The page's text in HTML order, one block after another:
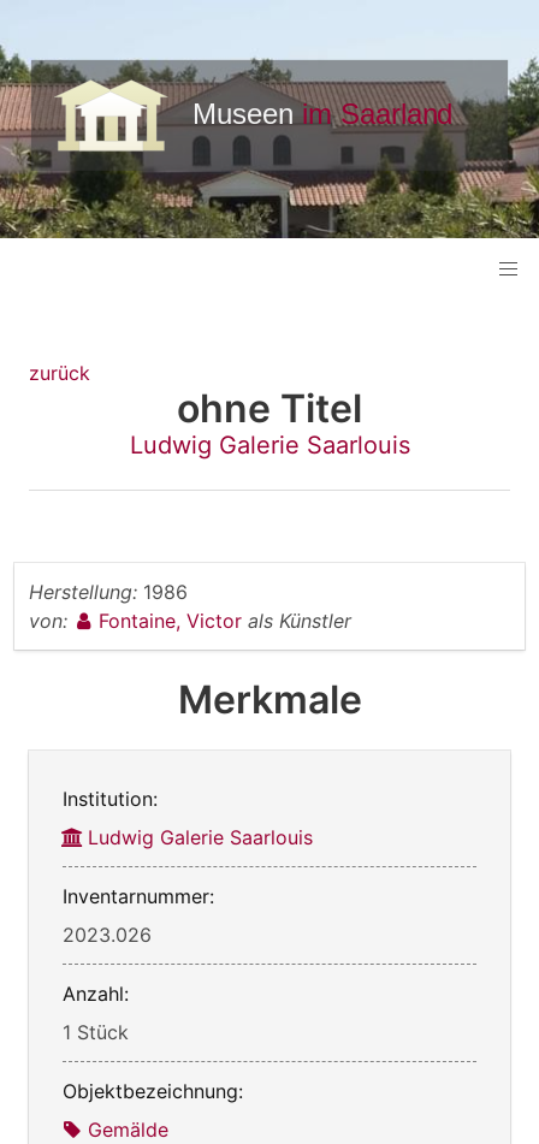
zurück
ohne Titel
Ludwig Galerie Saarlouis
Herstellung: 1986
von:
Fontaine, Victor als Künstler
Merkmale
Institution:
Ludwig Galerie Saarlouis
Inventarnummer:
2023.026
Anzahl:
1 Stück
Objektbezeichnung:
Gemälde